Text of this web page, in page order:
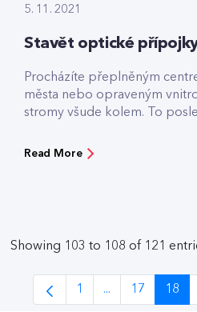
5. 11. 2021
Stavět optické
Procházíte přeplněným
města nebo opraveným
stromy všude kolem. To
Read More
Showing 103 to 108 of 121
Page
1 ...
Intermediate
Page
17
Page
18